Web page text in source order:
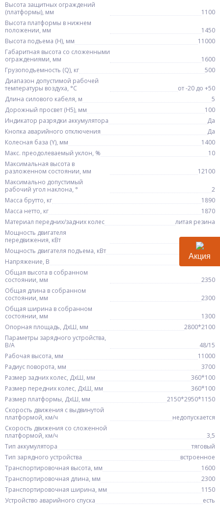
Высота защитных ограждений
(платформы), мм
1100
Высота платформы в нижнем
положении, мм
1450
Высота подъема (H), мм
11000
Габаритная высота со сложенными
ограждениями, мм
1600
Грузоподъемность (Q), кг
500
Диапазон допустимой рабочей
температуры воздуха, °С
от -20 до +50
Длина силового кабеля, м
5
Дорожный просвет (H5), мм
100
Индикатор разрядки аккумулятора
Да
Кнопка аварийного отключения
Да
Колесная база (Y), мм
1400
Макс. преодолеваемый уклон, %
10
Максимальная высота в
разложенном состоянии, мм
12100
Максимально допустимый
рабочий угол наклона, °
2
Масса брутто, кг
1890
Масса нетто, кг
1870
Материал передних/задних колес
литая резина
Мощность двигателя
передвижения, кВт
Мощность двигателя подъема, кВт
Напряжение, В
48
Общая высота в собранном
состоянии, мм
2350
Общая длина в собранном
состоянии, мм
2300
Общая ширина в собранном
состоянии, мм
1300
Опорная площадь, ДхШ, мм
2800*2100
Параметры зарядного устройства,
В/А
48/15
Рабочая высота, мм
11000
Радиус поворота, мм
3700
Размер задних колес, ДхШ, мм
360*100
Размер передних колес, ДхШ, мм
360*100
Размер платформы, ДхШ, мм
2150*2950*1150
Скорость движения с выдвинутой
платформой, км/ч
недопускается
Скорость движения со сложенной
платформой, км/ч
3,5
Тип аккумулятора
тяговый
Тип зарядного устройства
встроенное
Транспортировочная высота, мм
1600
Транспортировочная длина, мм
2300
Транспортировочная ширина, мм
1150
Устройство аварийного спуска
есть
Акция